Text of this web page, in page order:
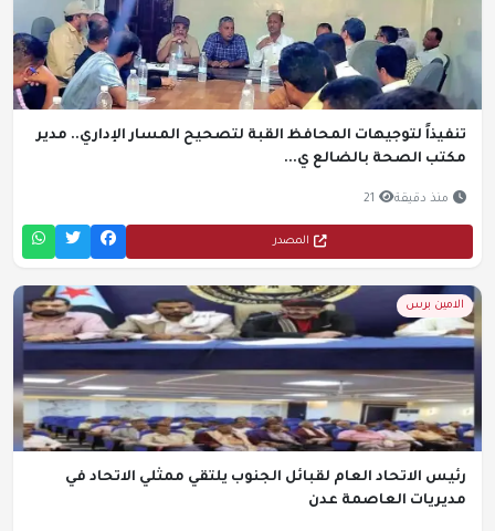
تنفيذاً لتوجيهات المحافظ القبة لتصحيح المسار الإداري.. مدير
مكتب الصحة بالضالع ي...
منذ دقيقة 21
المصدر
الامين برس
رئيس الاتحاد العام لقبائل الجنوب يلتقي ممثلي الاتحاد في
مديريات العاصمة عدن